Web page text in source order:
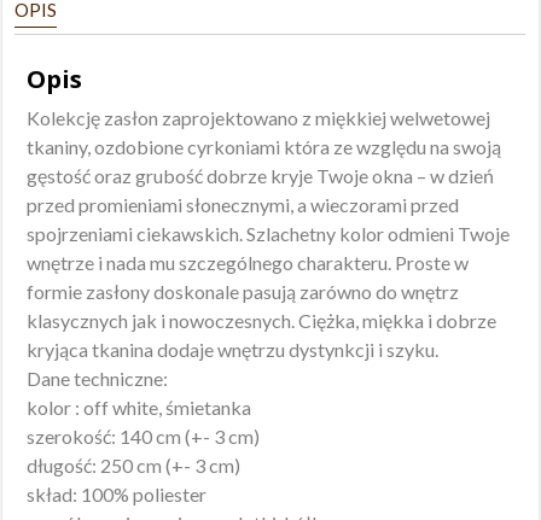
140x250
OPIS
Opis
Kolekcję zasłon zaprojektowano z miękkiej welwetowej
tkaniny, ozdobione cyrkoniami która ze względu na swoją
gęstość oraz grubość dobrze kryje Twoje okna – w dzień
przed promieniami słonecznymi, a wieczorami przed
spojrzeniami ciekawskich. Szlachetny kolor odmieni Twoje
wnętrze i nada mu szczególnego charakteru. Proste w
formie zasłony doskonale pasują zarówno do wnętrz
klasycznych jak i nowoczesnych. Ciężka, miękka i dobrze
kryjąca tkanina dodaje wnętrzu dystynkcji i szyku.
Dane techniczne:
kolor : off white, śmietanka
szerokość: 140 cm (+- 3 cm)
długość: 250 cm (+- 3 cm)
skład: 100% poliester